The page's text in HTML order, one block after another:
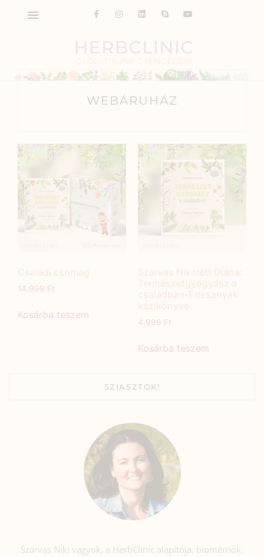
WEBÁRUHÁZ
14.999 Ft
Kosárba teszem
4.999 Ft
Kosárba teszem
SZIASZTOK!
Szarvas Niki vagyok, a HerbClinic alapítója, biomérnök,